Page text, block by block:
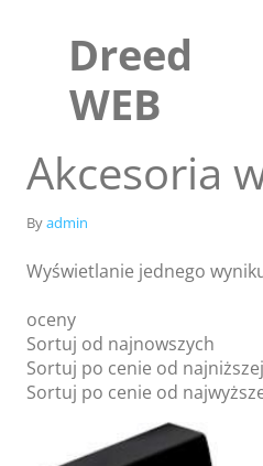
Dreed
WEB
Sklep
Akcesoria
Byadmin
Wyświetlanie jednego
oceny
Sortuj od najnowszych
Sortuj po cenie od najniższej
Sortuj po cenie od